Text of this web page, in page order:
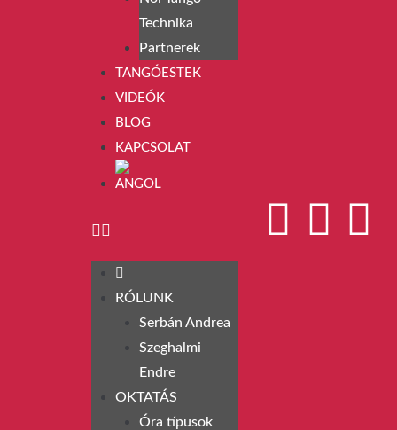
Technika
Partnerek
TANGÓESTEK
VIDEÓK
BLOG
KAPCSOLAT
RÓLUNK
Serbán Andrea
Szeghalmi
Endre
OKTATÁS
Óra típusok